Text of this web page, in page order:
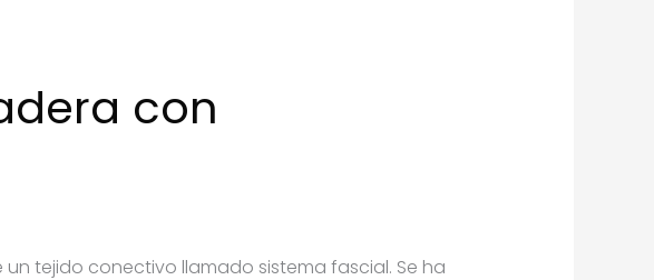
con
tejido conectivo llamado sistema fascial. Se ha